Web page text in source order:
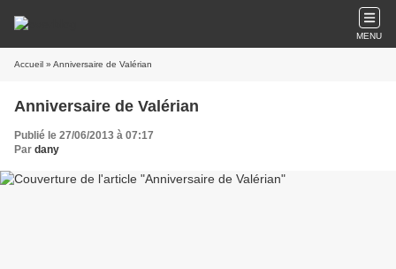
MENU
Accueil » Anniversaire de Valérian
Anniversaire de Valérian
Publié le 27/06/2013 à 07:17
Par dany